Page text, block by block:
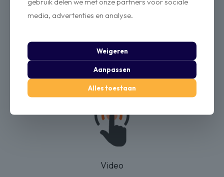
Maximaal 9 foto’s per post.
Resolutie; 1080x1080px
Video
media, advertenties en analyse.
Weigeren
Aanpassen
Alles toestaan